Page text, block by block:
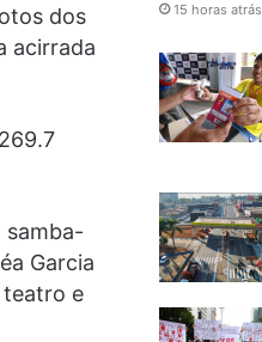
dos
acirrada
samba-
Garcia
teatro e
15 horas atrás